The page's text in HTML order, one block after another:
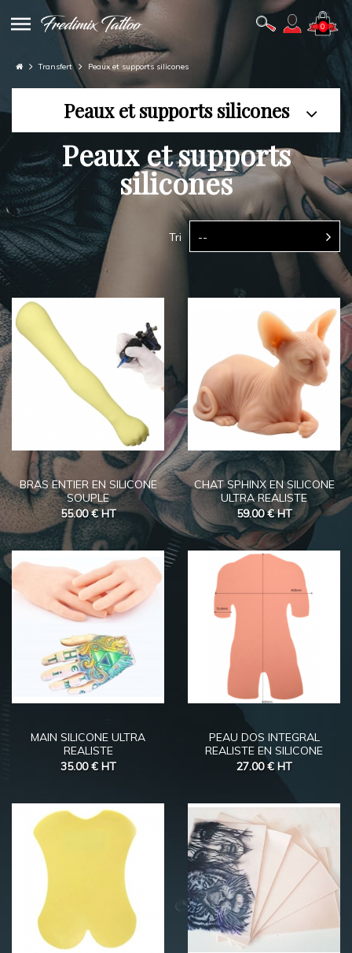
0
Transfert Peaux et supports silicones
Peaux et supports silicones
Peaux et supports
silicones
Tri --
BRAS ENTIER EN SILICONE
SOUPLE
55.00 €HT
CHAT SPHINX EN SILICONE
ULTRA REALISTE
59.00 €HT
MAIN SILICONE ULTRA
REALISTE
35.00 € HT
PEAU DOS INTEGRAL
REALISTE EN SILICONE
27.00 €HT